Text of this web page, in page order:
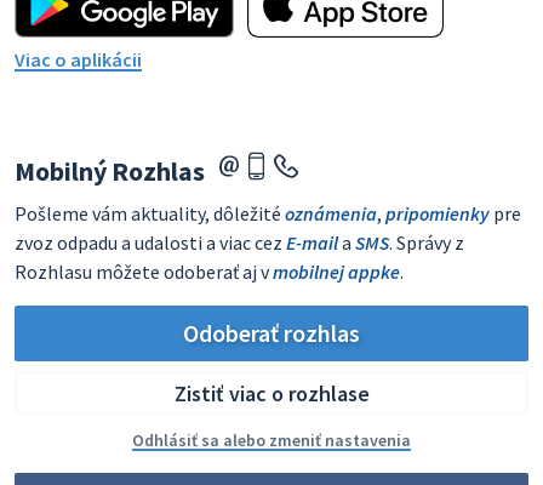
Viac o aplikácii
Mobilný Rozhlas
Pošleme vám aktuality, dôležité oznámenia, pripomienky pre
zvoz odpadu a udalosti a viac cez E-maila SMS. Správy z
Rozhlasu môžete odoberať aj vmobilnej appke.
Odoberať rozhlas
Zistiť viac o rozhlase
Odhlásiť sa alebo zmeniť nastavenia